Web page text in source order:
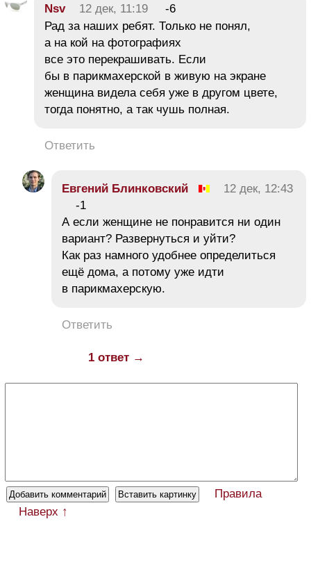
Nsv 12 дек, 11:19
-6
Рад за наших ребят. Только не понял,
а на кой на фотографиях
все это перекрашивать. Если
бы в парикмахерской в живую на экране
женщина видела себя уже в другом цвете,
тогда понятно, а так чушь полная.
Ответить
Евгений Блинковский
12 дек, 12:43
-1
А если женщине не понравится ни один
вариант? Развернуться и уйти?
Как раз намного удобнее определиться
ещё дома, а потому уже идти
в парикмахерскую.
Ответить
1 ответ →
Правила
Наверх ↑